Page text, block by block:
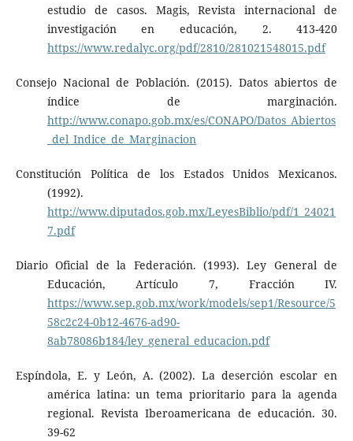
estudio de casos. Magis, Revista internacional de
investigación en educación, 2. 413-420
https://www.redalyc.org/pdf/2810/281021548015.pdf
Consejo Nacional de Población. (2015). Datos abiertos de
índice de marginación.
http://www.conapo.gob.mx/es/CONAPO/Datos_Abiertos
_del_Indice_de_Marginacion
Constitución Política de los Estados Unidos Mexicanos.
(1992).
http://www.diputados.gob.mx/LeyesBiblio/pdf/1_24021
7.pdf
Diario Oficial de la Federación. (1993). Ley General de
Educación, Artículo 7, Fracción IV.
https://www.sep.gob.mx/work/models/sep1/Resource/5
58c2c24-0b12-4676-ad90-
8ab78086b184/ley_general_educacion.pdf
Espíndola, E. y León, A. (2002). La deserción escolar en
américa latina: un tema prioritario para la agenda
regional. Revista Iberoamericana de educación. 30.
39-62